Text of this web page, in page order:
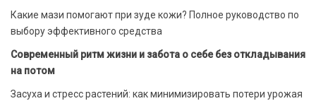
Какие мази помогают при зуде кожи? Полное руководство по
выбору эффективного средства
Современный ритм жизни и забота о себе без откладывания
на потом
Засуха и стресс растений: как минимизировать потери урожая